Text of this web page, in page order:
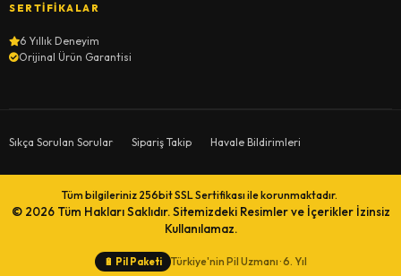
SERTIFIKALAR
6 Yıllık Deneyim
Orijinal Ürün Garantisi
Sıkça Sorulan Sorular Sipariş Takip Havale Bildirimleri
Tüm bilgileriniz 256bit SSL Sertifikası ile korunmaktadır.
© 2026 Tüm Hakları Saklıdır. Sitemizdeki Resimler ve İçerikler İzinsiz
Kullanılamaz.
🔋 Pil Paketi Türkiye'nin Pil Uzmanı · 6. Yıl